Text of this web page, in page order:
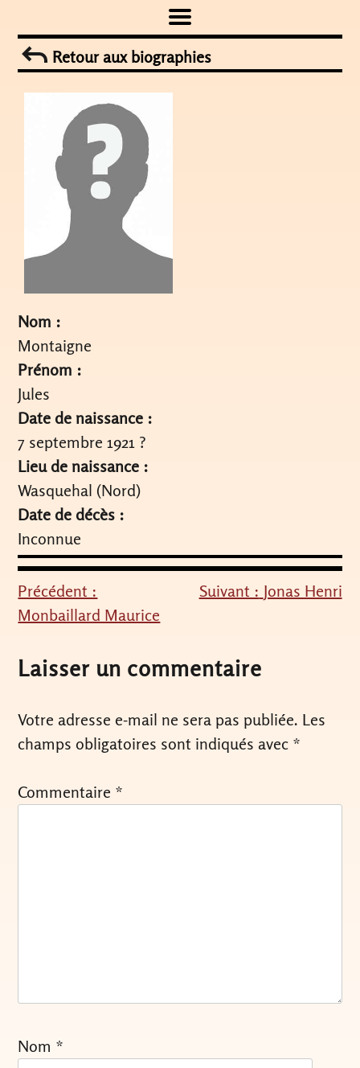
to
contentRetour aux biographies
Nom :
Montaigne
Prénom :
Jules
Date de naissance :
7 septembre 1921 ?
Lieu de naissance :
Wasquehal (Nord)
Date de décès :
Inconnue
Navigation
de
l’article
Précédent :
Monbaillard Maurice
Suivant : Jonas Henri
Laisser un commentaire
Votre adresse e-mail ne sera pas publiée. Les
champs obligatoires sont indiqués avec *
Commentaire *
Nom *